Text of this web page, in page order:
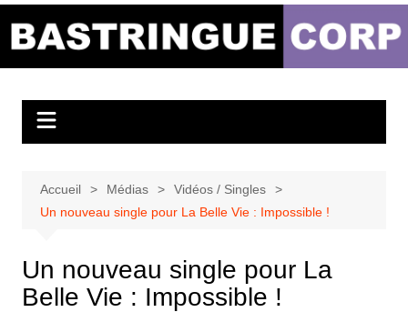
Bastringue Corp –
Musicales
Accueil Médias
Vidéos / Singles
Un nouveau single pour La Belle Vie : Impossible !
Un nouveau single pour La
Belle Vie : Impossible !